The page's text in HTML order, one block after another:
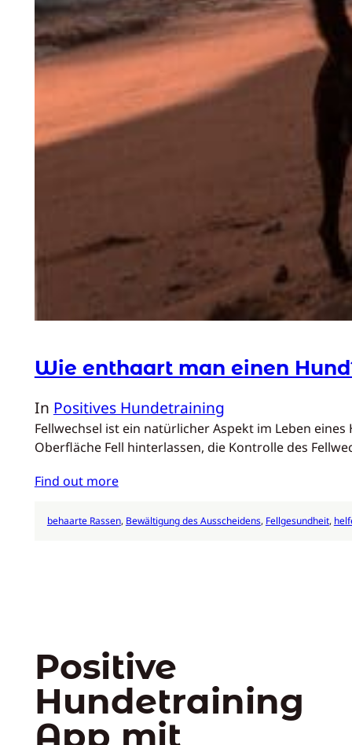
Wie enthaart man einen
In Positives Hundetraining
Fellwechsel ist ein natürlicher Aspekt im Leben
Oberfläche Fell hinterlassen, die Kontrolle des
Find out more
behaarte Rassen, Bewältigung des Ausscheidens, Fellgesundheit,
Positive
Hundetraining
App mit